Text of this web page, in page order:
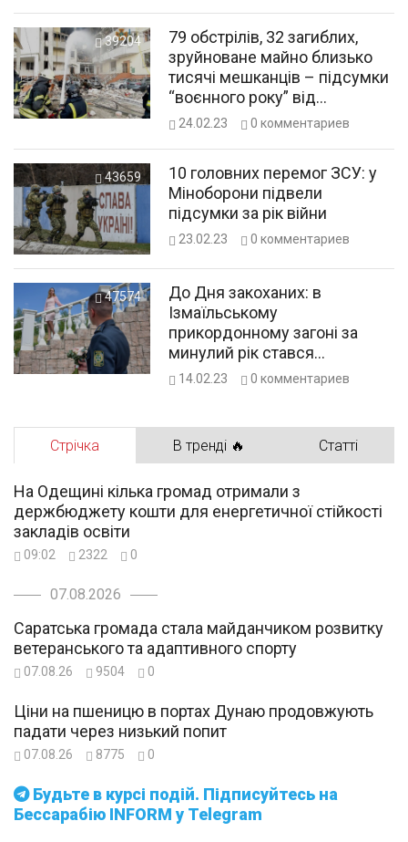
39204
79 обстрілів, 32 загиблих,
зруйноване майно близько
тисячі мешканців – підсумки
“воєнного року” від
прокуратури Одещини
24.02.23 0 комментариев
43659
10 головних перемог ЗСУ: у
Міноборони підвели
підсумки за рік війни
23.02.23 0 комментариев
47574
До Дня закоханих: в
Ізмаїльському
прикордонному загоні за
минулий рік стався
справжній бум весіль
14.02.23 0 комментариев
Стрічка В тренді 🔥 Статті
Будьте в курсі подій. Підписуйтесь на
Бессарабію INFORM у Telegram
На Одещині кілька громад отримали з
держбюджету кошти для енергетичної стійкості
закладів освіти
09:02 2322 0
07.08.2026
Саратська громада стала майданчиком розвитку
ветеранського та адаптивного спорту
07.08.26 9504 0
Ціни на пшеницю в портах Дунаю продовжують
падати через низький попит
07.08.26 8775 0